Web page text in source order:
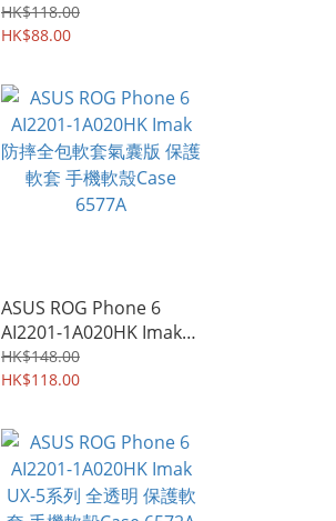
Phone 6 Pro AI2201-
2D022HK Imak 軟性防爆
刮TPU膠貼 6583A
HK$118.00
HK$88.00
ASUS ROG Phone 6
AI2201-1A020HK Imak
防摔全包軟套氣囊版 保護
軟套 手機軟殼Case
HK$148.00
HK$118.00